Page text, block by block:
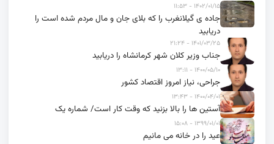
۱۴۰۲/۰۱/۱۵ - ۱۱:۵۳
جاده ی گیلانغرب را که بلای جان و مال مردم شده است را
دریابید
۱۴۰۱/۰۳/۲۵ - ۲۱:۲۴
جناب وزیر کلان شهر کرمانشاه را دریابید
۱۴۰۰/۰۵/۱۰ - ۱۳:۱۱
جراحی، نیاز امروز اقتصاد کشور
۱۴۰۰/۰۴/۰۱ - ۱۳:۴۳
آستین ها را بالا بزنید که وقت کار است/ شماره یک
۱۳۹۹/۰۱/۰۱ - ۱۵:۰۸
عید را در خانه می مانیم